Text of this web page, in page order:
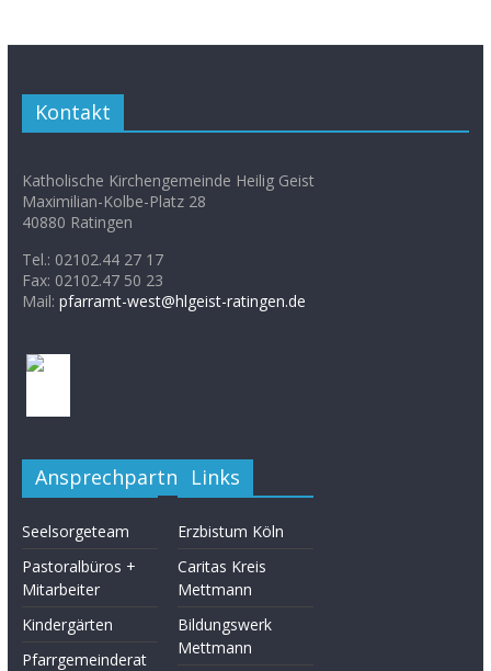
Kontakt
Katholische Kirchengemeinde Heilig Geist
Maximilian-Kolbe-Platz 28
40880 Ratingen
Tel.: 02102.44 27 17
Fax: 02102.47 50 23
Mail: pfarramt-west@hlgeist-ratingen.de
Ansprechpartner
Seelsorgeteam
Pastoralbüros +
Mitarbeiter
Kindergärten
Pfarrgemeinderat
Links
Erzbistum Köln
Caritas Kreis
Mettmann
Bildungswerk
Mettmann